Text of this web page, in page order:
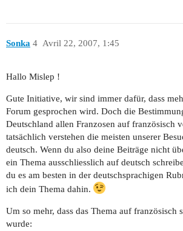
Sonka Avril 22, 2007, 1:45
4
Hallo Mislep !
Gute Initiative, wir sind immer dafür, dass
Forum gesprochen wird. Doch die
Deutschland allen Franzosen auf französisch
tatsächlich verstehen die meisten unserer
deutsch. Wenn du also deine Beiträge nicht
ein Thema ausschliesslich auf deutsch
du es am besten in der deutschsprachigen
ich dein Thema dahin.
Um so mehr, dass das Thema auf französisch
wurde: